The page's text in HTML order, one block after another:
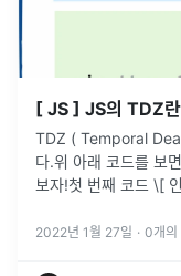
[ JS ] JS의 TDZ
TDZ ( Temporal
다.위 아래 코드를 보
보자!첫 번째 코드 \[
2022년 1월 27일 · 0개